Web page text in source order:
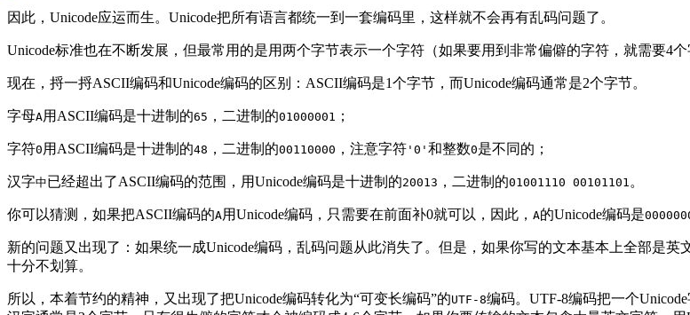
因此，Unicode应运而生。Unicode把所有语言都统一到一套编码里，这样就不会再有乱码问题了。
Unicode标准也在不断发展，但最常用的是用两个字节表示一个字符（如果要用到非常偏僻的字符，就需要4
现在，捋一捋ASCII编码和Unicode编码的区别：ASCII编码是1个字节，而Unicode编码通常是2个字节。
字母A用ASCII编码是十进制的65 ，二进制的01000001 ；
字符0 用ASCII编码是十进制的48 ，二进制的00110000 ，注意字符 '0' 和整数0是不同的；
汉字中已经超出了ASCII编码的范围，用Unicode编码是十进制的20013 ，二进制的01001110 00101101 。
你可以猜测，如果把ASCII编码的A用Unicode编码，只需要在前面补0就可以，因此， A的Unicode编码是
新的问题又出现了：如果统一成Unicode编码，乱码问题从此消失了。但是，如果你写的文本基本上全部是
十分不划算。
所以，本着节约的精神，又出现了把Unicode编码转化为“可变长编码”的UTF-8编码。UTF-8编码把一个